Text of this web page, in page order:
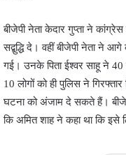
बीजेपी नेता केदार गुप्ता ने
सद्बुद्धि दे। वहीं बीजेपी नेता ने
गई। उनके पिता ईश्वर साहू ने 40
10 लोगों को ही पुलिस ने
घटना को अंजाम दे सकते हैं।
कि अमित शाह ने कहा था कि इसे